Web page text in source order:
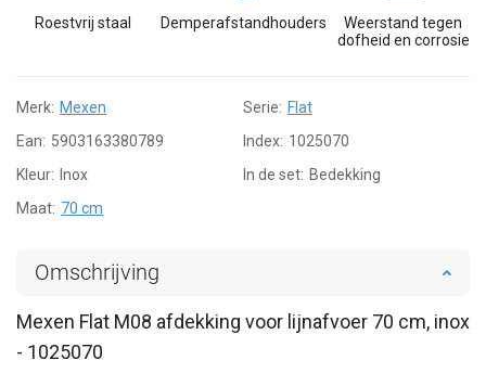
Roestvrij staal Demperafstandhouders
Weerstand tegen
dofheid en corrosie
Merk: Mexen Serie: Flat
Ean: 5903163380789 Index: 1025070
Kleur: Inox In de set: Bedekking
Maat: 70 cm
Omschrijving
Mexen Flat M08 afdekking voor lijnafvoer 70 cm, inox
- 1025070